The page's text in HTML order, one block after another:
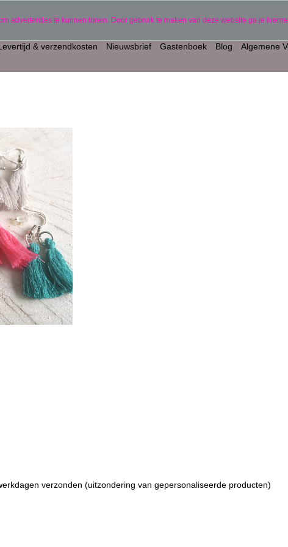
& verzendkosten Nieuwsbrief Gastenboek Blog Algemene
verzonden (uitzondering van gepersonaliseerde producten)
advertenties te kunnen tonen. Door gebruik te maken van deze website ga je